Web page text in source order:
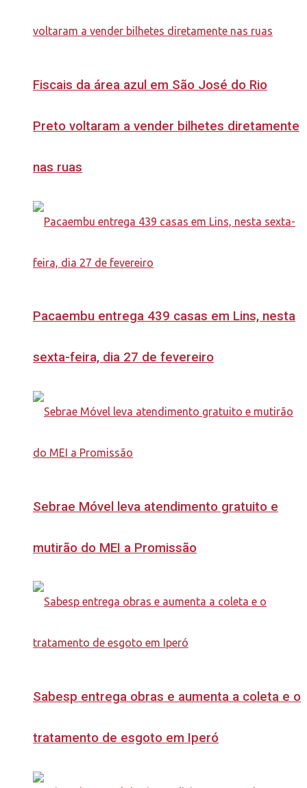
Fiscais da área azul em São José do Rio
Preto voltaram a vender bilhetes diretamente
nas ruas
Pacaembu entrega 439 casas em Lins, nesta
sexta-feira, dia 27 de fevereiro
Sebrae Móvel leva atendimento gratuito e
mutirão do MEI a Promissão
Sabesp entrega obras e aumenta a coleta e o
tratamento de esgoto em Iperó